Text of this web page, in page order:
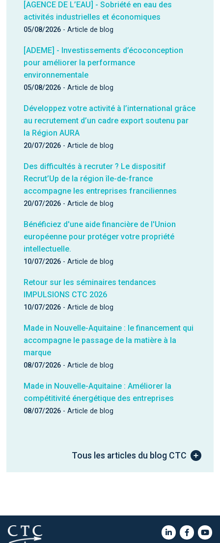
activités industrielles et économiques
05/08/2026- Article de blog
pour améliorer la performance
environnementale
05/08/2026- Article de blog
au recrutement d’un cadre export soutenu par
la Région AURA
20/07/2026- Article de blog
Recrut’Up de la région île-de-france
accompagne les entreprises franciliennes
20/07/2026- Article de blog
européenne pour protéger votre propriété
intellectuelle.
10/07/2026- Article de blog
IMPULSIONS CTC 2026
10/07/2026- Article de blog
accompagne le passage de la matière à la
marque
08/07/2026
compétitivité énergétique des entreprises
08/07/2026- Article de blog